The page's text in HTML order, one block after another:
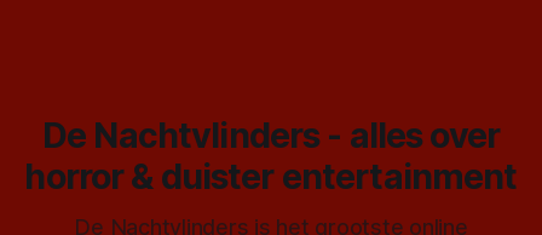
De Nachtvlinders - alles over
horror & duister entertainment
De Nachtvlinders is het grootste online